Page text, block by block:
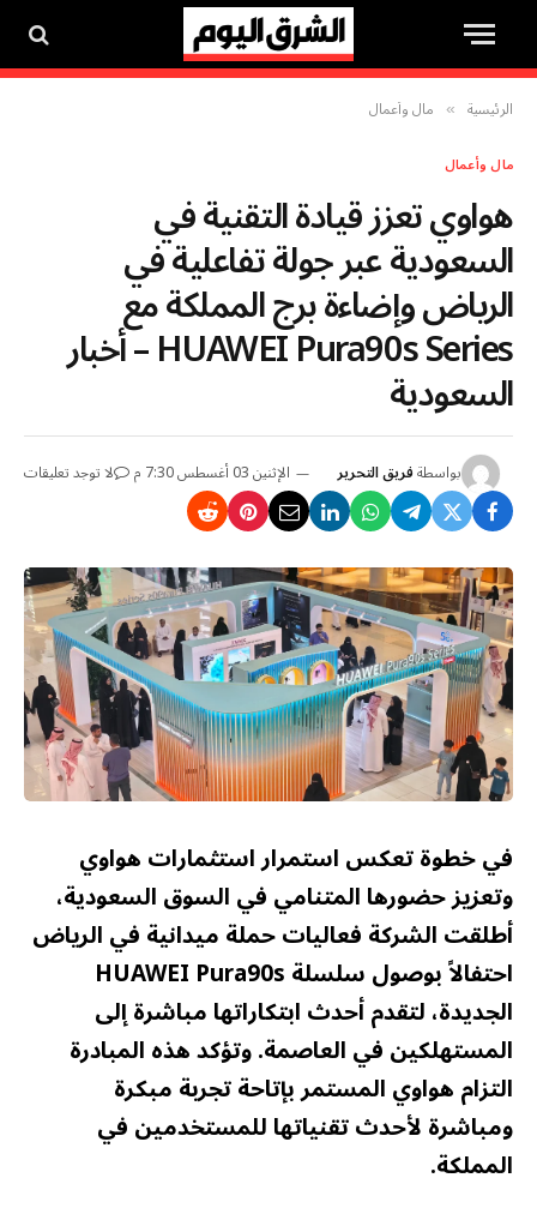
الرئيسية » مال وأعمال
مال وأعمال
هواوي تعزز قيادة التقنية في
السعودية عبر جولة تفاعلية في
الرياض وإضاءة برج المملكة مع
HUAWEI Pura90s Series – أخبار
السعودية
بواسطةفريق التحرير الإثنين 03 أغسطس 7:30 م لا توجد تعليقات
في خطوة تعكس استمرار استثمارات هواوي
وتعزيز حضورها المتنامي في السوق السعودية،
أطلقت الشركة فعاليات حملة ميدانية في الرياض
احتفالاً بوصول سلسلة HUAWEI Pura90s
الجديدة، لتقدم أحدث ابتكاراتها مباشرة إلى
المستهلكين في العاصمة. وتؤكد هذه المبادرة
التزام هواوي المستمر بإتاحة تجربة مبكرة
ومباشرة لأحدث تقنياتها للمستخدمين في
المملكة.